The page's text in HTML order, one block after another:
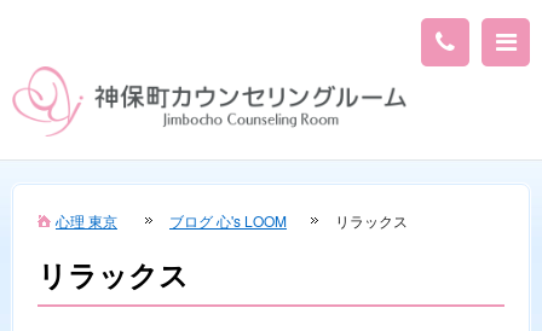
心理 東京 ブログ 心's LOOM リラックス
リラックス